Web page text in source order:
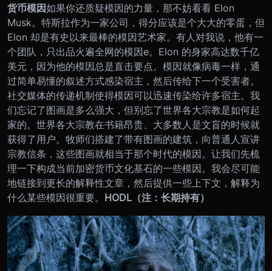
货币模因如果你还质疑模因的力量，那不妨看看 Elon
Musk。特斯拉作为一家公司，得分应该是个大大的零蛋，但
Elon 却是有史以来最棒的模因艺术家。有人对我说，他有一
个团队，只出品火遍全网的模因e。Elon 的身家高达数千亿
美元，因为他的模因总是直击要点。 模因就像病毒一样，通
过简单易懂的叙述方式感染宿主，然后传给下一个受害者。
社交媒体的传递机制使得模因可以迅速传染给许多宿主。 我
们忘记了图画是多么强大，但别忘了世界各大宗教是如何起
家的。世界各大宗教在书籍昂贵、大多数人是文盲的时候就
获得了用户。牧师们搭建了带有图画的建筑，向普通人宣讲
宗教信条，这些图画就相当于那个时代的模因。 让我们先梳
理一下构成当前加密货币文化基石的一些模因。我会尽可能
地链接到更长的解释性文章，然后提供一些上下文，解释为
什么某些模因很重要。 HODL（注：长期持有）